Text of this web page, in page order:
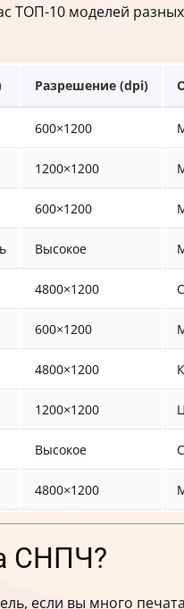
ТОП-10 моделей
Разрешение (dpi)
600×1200
1200×1200
600×1200
Высокое
4800×1200
600×1200
4800×1200
1200×1200
Высокое
4800×1200
СНПЧ?
если вы много